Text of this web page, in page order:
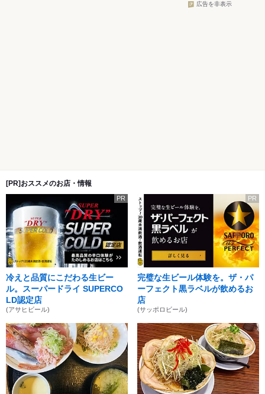
広告を非表示
[PR]おススメのお店・情報
PR
冷えと品質にこだわる生ビー
ル。スーパードライ SUPERCO
LD認定店
(アサヒビール)
PR
完璧な生ビール体験を。ザ・パ
ーフェクト黒ラベルが飲めるお
店
(サッポロビール)